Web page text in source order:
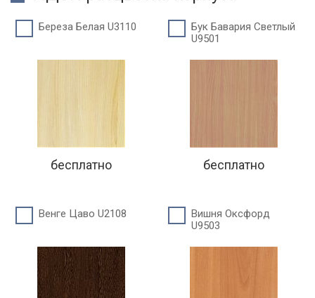
Береза Белая U3110
бесплатно
Бук Бавария Светлый
U9501
бесплатно
Венге Цаво U2108
Вишня Оксфорд
U9503